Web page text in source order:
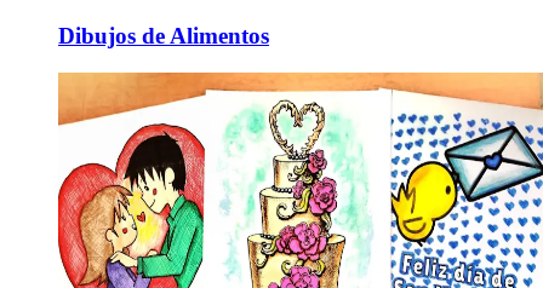
Dibujos de Alimentos